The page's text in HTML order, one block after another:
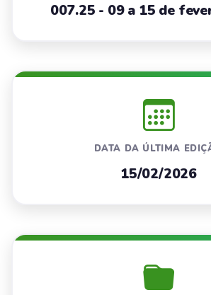
007.25 - 09 a 15 de
DATA DA ÚLTIMA
15/02/2026